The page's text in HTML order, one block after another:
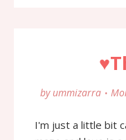
by ummizarra
I'm just a little bit